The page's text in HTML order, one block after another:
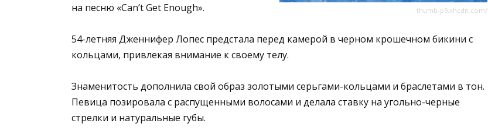
thumb-p9.xhcdn.com/
на песню «Can’t Get Enough».
54-летняя Дженнифер Лопес предстала перед камерой в черном крошечном бикини с
кольцами, привлекая внимание к своему телу.
Знаменитость дополнила свой образ золотыми серьгами-кольцами и браслетами в тон.
Певица позировала с распущенными волосами и делала ставку на угольно-черные
стрелки и натуральные губы.